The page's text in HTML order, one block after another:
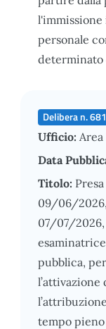
personale
Delibera n.
Ufficio:
Data
Titolo:
09/06/
07/07/2026,
pubblica,
tempo